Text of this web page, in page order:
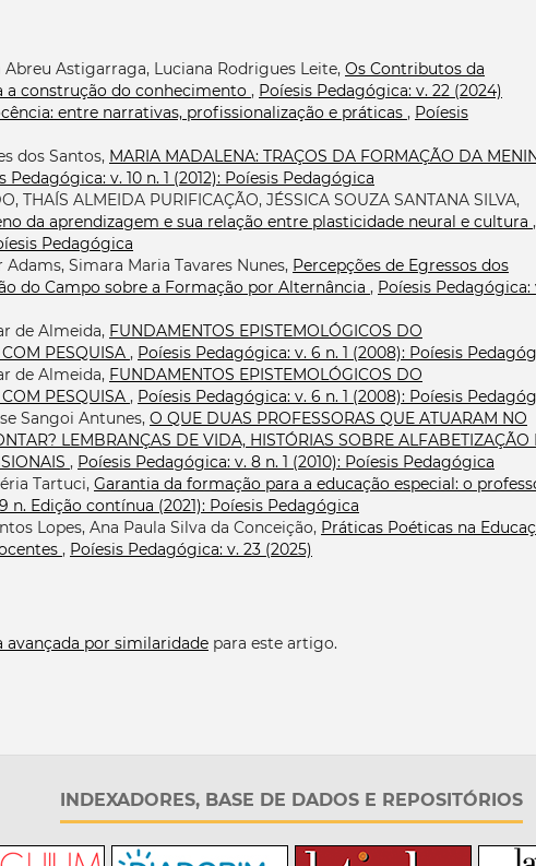
Astigarraga, Luciana Rodrigues Leite, Os Contributos da
construção do conhecimento , Poíesis Pedagógica: v. 22 (2024)
entre narrativas, profissionalização e práticas , Poíesis
dos Santos, MARIA MADALENA: TRAÇOS DA FORMAÇÃO DA
Pedagógica: v. 10 n. 1 (2012): Poíesis Pedagógica
THAÍS ALMEIDA PURIFICAÇÃO, JÉSSICA SOUZA SANTANA SILVA,
da aprendizagem e sua relação entre plasticidade neural e cultura ,
Pedagógica
Simara Maria Tavares Nunes, Percepções de Egressos dos
do Campo sobre a Formação por Alternância , Poíesis Pedagógica:
de Almeida, FUNDAMENTOS EPISTEMOLÓGICOS DO
PESQUISA , Poíesis Pedagógica: v. 6 n. 1 (2008): Poíesis
de Almeida, FUNDAMENTOS EPISTEMOLÓGICOS DO
PESQUISA , Poíesis Pedagógica: v. 6 n. 1 (2008): Poíesis
Sangoi Antunes, O QUE DUAS PROFESSORAS QUE ATUARAM NO
LEMBRANÇAS DE VIDA, HISTÓRIAS SOBRE ALFABETIZAÇÃO
, Poíesis Pedagógica: v. 8 n. 1 (2010): Poíesis Pedagógica
Tartuci, Garantia da formação para a educação especial: o
n. Edição contínua (2021): Poíesis Pedagógica
Lopes, Ana Paula Silva da Conceição, Práticas Poéticas na
, Poíesis Pedagógica: v. 23 (2025)
avançada por similaridade para este artigo.
INDEXADORES, BASE DE DADOS E REPOSITÓRIOS